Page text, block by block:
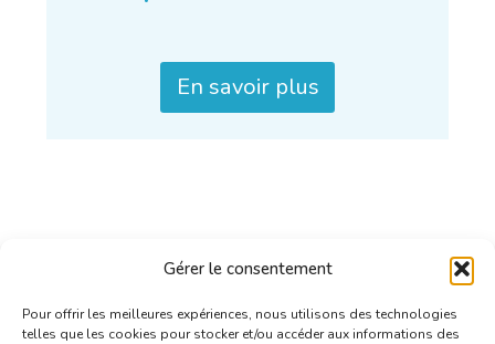
Gérer le consentement
Pour offrir les meilleures expériences, nous utilisons des technologies
telles que les cookies pour stocker et/ou accéder aux informations des
En savoir plus